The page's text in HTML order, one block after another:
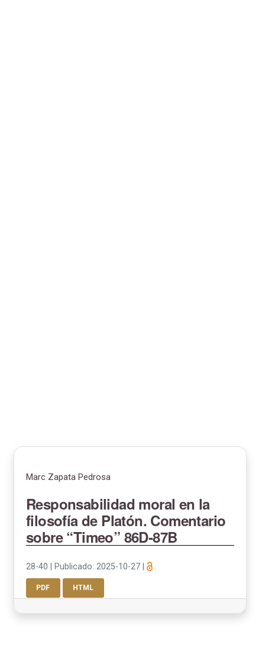
Marc Zapata Pedrosa
Responsabilidad moral en la
filosofía de Platón. Comentario
sobre “Timeo” 86D-87B
28-40 Publicado: 2025-10-27
PDF HTML